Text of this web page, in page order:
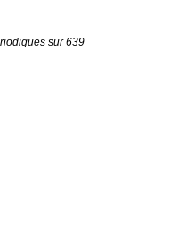
sur 639